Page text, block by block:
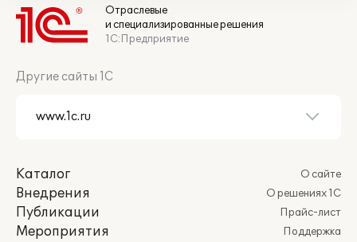
Отраслевые
и специализированные решения
1С:Предприятие
Другие сайты 1С
Каталог
Внедрения
Публикации
Мероприятия
О сайте
О решениях 1С
Прайс-лист
Поддержка